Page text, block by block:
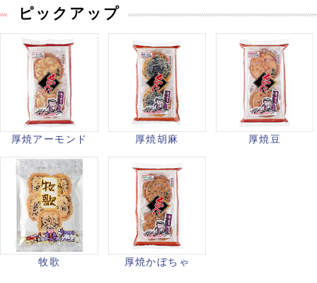
ピックアップ
厚焼アーモンド 厚焼胡麻 厚焼豆
牧歌 厚焼かぼちゃ